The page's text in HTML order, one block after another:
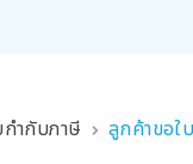
กำกับภาษี ลูกค้าขอใ